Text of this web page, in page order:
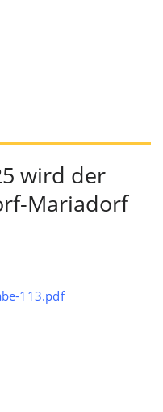
wird der
Mariadorf
113.pdf